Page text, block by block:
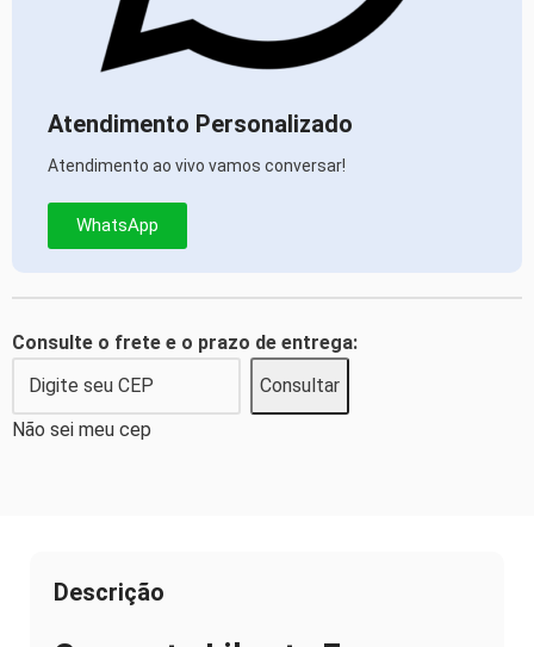
Atendimento Personalizado
Atendimento ao vivo vamos conversar!
WhatsApp
Consulte o frete e o prazo de entrega:
Consultar
Não sei meu cep
Descrição